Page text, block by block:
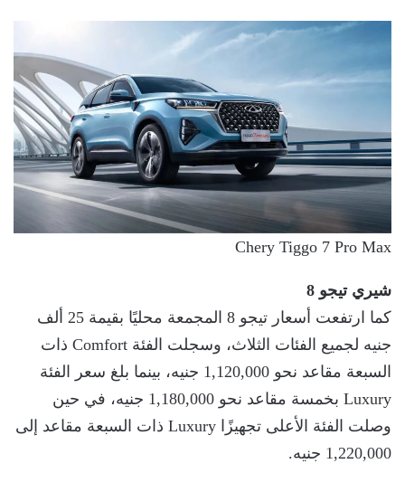
Chery Tiggo 7 Pro Max
شيري تيجو
كما ارتفعت أسعار تيجو 8 المجمعة محليًا بقيمة 25 ألف
جنيه لجميع الفئات الثلاث، وسجلت الفئة Comfort ذات
السبعة مقاعد نحو 1,120,000 جنيه، بينما بلغ سعر الفئة
Luxury بخمسة مقاعد نحو 1,180,000 جنيه، في حين
وصلت الفئة الأعلى تجهيزًا Luxury ذات السبعة مقاعد إلى
1,220,000 جنيه.